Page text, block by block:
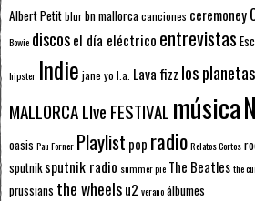
Albert Petitblurbn mallorcacanciones ceremoney
Bowie discosel día eléctrico entrevistas
hipster Indie jane yo l.a. Lava fizz los planetas
MALLORCA LIve FESTIVAL música
oasis Pau Forner Playlist pop radioRelatos Cortos
sputnik sputnik radio summer pie The Beatlesthe
prussians the wheelsu2 veranoálbumes